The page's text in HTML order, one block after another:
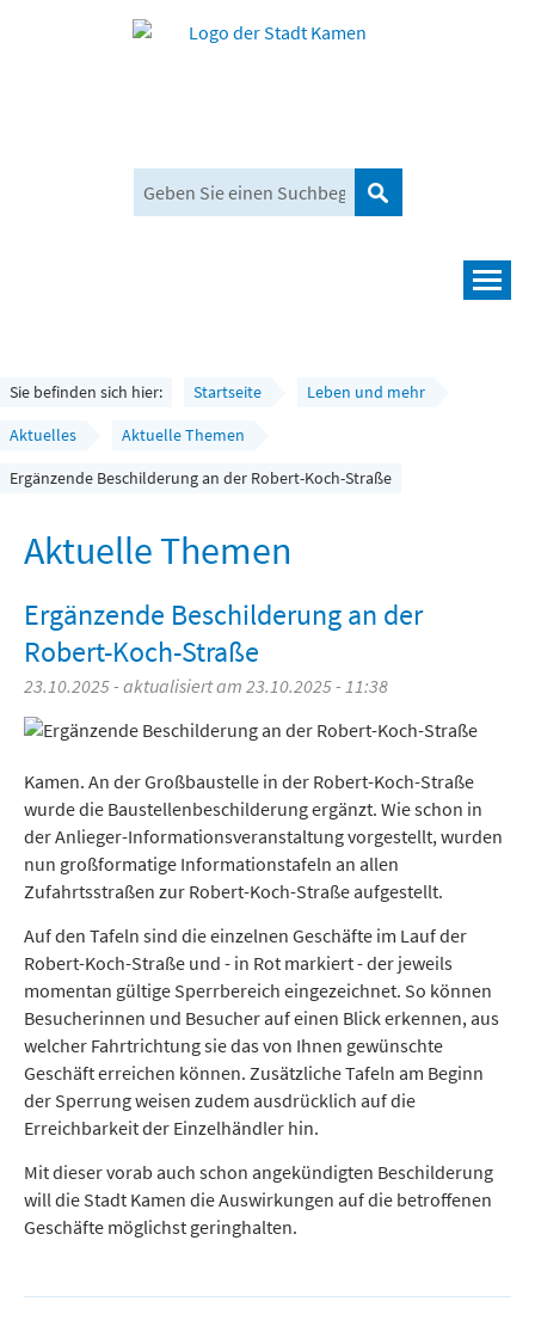
Suchen
Rathaus und Bürgerservice
Wirtschaft und Planen
Umwelt, Klima und Mobilität
Freizeit und Tourismus
Sie befinden sich hier: Startseite
Leben und mehr
Aktuelles
Aktuelle Themen
Ergänzende Beschilderung an der Robert-Koch-Straße
Aktuelle Themen
Ergänzende Beschilderung an der
Robert-Koch-Straße
23.10.2025 - aktualisiert am 23.10.2025 - 11:38
Kamen. An der Großbaustelle in der Robert-Koch-Straße
wurde die Baustellenbeschilderung ergänzt. Wie schon in
der Anlieger-Informationsveranstaltung vorgestellt, wurden
nun großformatige Informationstafeln an allen
Zufahrtsstraßen zur Robert-Koch-Straße aufgestellt.
Auf den Tafeln sind die einzelnen Geschäfte im Lauf der
Robert-Koch-Straße und - in Rot markiert - der jeweils
momentan gültige Sperrbereich eingezeichnet. So können
Besucherinnen und Besucher auf einen Blick erkennen, aus
welcher Fahrtrichtung sie das von Ihnen gewünschte
Geschäft erreichen können. Zusätzliche Tafeln am Beginn
der Sperrung weisen zudem ausdrücklich auf die
Erreichbarkeit der Einzelhändler hin.
Mit dieser vorab auch schon angekündigten Beschilderung
will die Stadt Kamen die Auswirkungen auf die betroffenen
Geschäfte möglichst geringhalten.